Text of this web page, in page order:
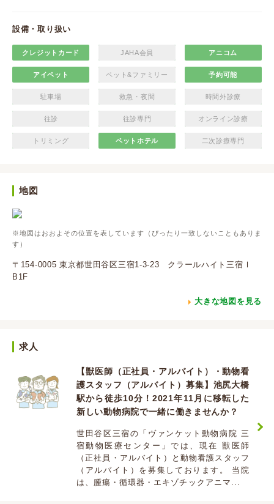
設備・取り扱い
クレジットカード JAHA会員 アニコム
アイペット ペット&ファミリー 予約可能
駐車場 救急・夜間 時間外診療
往診 往診専門 オンライン診療
トリミング ペットホテル 二次診療専門
地図
※地図はおおよその位置を表しています（ぴったり一致しないこともありま
す）
〒154-0005 東京都世田谷区三宿1-3-23 クラールハイト三宿Ⅰ
B1F
大きな地図を見る
求人
【獣医師（正社員・アルバイト）・動物看
護スタッフ（アルバイト）募集】池尻大橋
駅から徒歩10分！2021年11月に移転した
新しい動物病院で一緒に働きませんか？
世田谷区三宿の「ヴァンケット動物病院 三
宿動物医療センター」では、現在 獣医師
（正社員・アルバイト）と動物看護スタッフ
（アルバイト）を募集しております。 当院
は、腫瘍・循環器・エキゾチックアニマ...